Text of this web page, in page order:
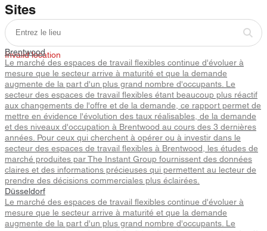
Sites
Invalid location
Brentwood
Le marché des espaces de travail flexibles continue d'évoluer à
mesure que le secteur arrive à maturité et que la demande
augmente de la part d'un plus grand nombre d'occupants. Le
secteur des espaces de travail flexibles étant beaucoup plus réactif
aux changements de l'offre et de la demande, ce rapport permet de
mettre en évidence l'évolution des taux réalisables, de la demande
et des niveaux d'occupation à Brentwood au cours des 3 dernières
années. Pour ceux qui cherchent à opérer ou à investir dans le
secteur des espaces de travail flexibles à Brentwood, les études de
marché produites par The Instant Group fournissent des données
claires et des informations précieuses qui permettent au lecteur de
prendre des décisions commerciales plus éclairées.
Düsseldorf
Le marché des espaces de travail flexibles continue d'évoluer à
mesure que le secteur arrive à maturité et que la demande
augmente de la part d'un plus grand nombre d'occupants. Le